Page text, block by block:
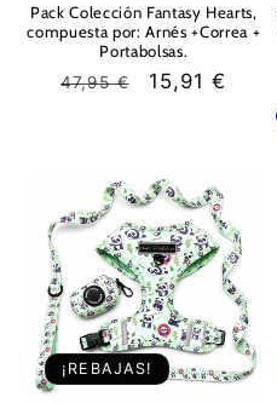
Pack Colección Fantasy Hearts,
compuesta por: Arnés +Correa +
Portabolsas.
Precio
47,95 €
Precio
15,91 €
¡REBAJAS!